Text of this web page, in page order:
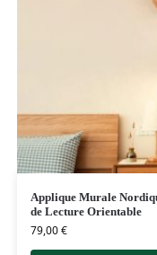
Applique Murale
de Lecture Orientable
79,00€